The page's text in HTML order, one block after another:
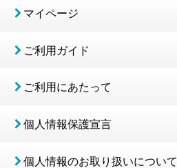
マイページ
ご利用ガイド
ご利用にあたって
個人情報保護宣言
個人情報のお取り扱いについて